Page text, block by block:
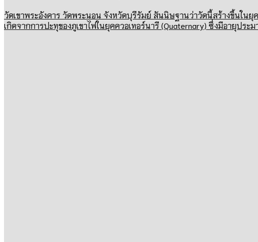
วัดเขาพระอังคาร วัดพระนอน จังหวัดบุรีรัมย์ สันนิษฐานว่าวัดนี้สร้างขึ้นใน
เกิดจากการปะทุของภูเขาไฟในยุคควอเทอร์นารี (Quaternary) ซึ่งมีอายุปร